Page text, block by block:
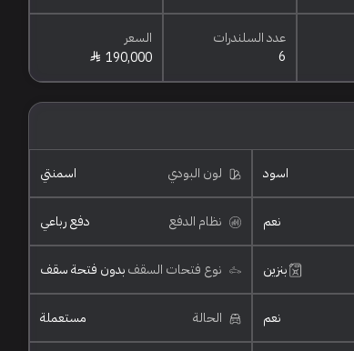
عدد السلندرات
6
السعر
190,000
اسود لون البودي اسمنتي
نعم نظام الدفع دفع رباعي
بنزين نوع فتحات السقفبدون فتحة سقف
نعم الحالة مستعملة